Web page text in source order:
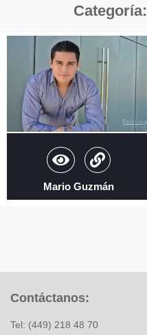
Categoría:
Mario Guzmán
Contáctanos:
Tel: (449) 218 48 70